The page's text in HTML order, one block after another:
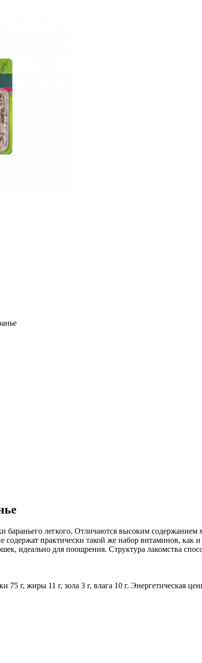
легкого. Отличаются высоким
содержат практически такой же набор витаминов,
идеально для поощрения. Структура лакомства
75 г, жиры 11 г, зола 3 г, влага 10 г. Энергетическая